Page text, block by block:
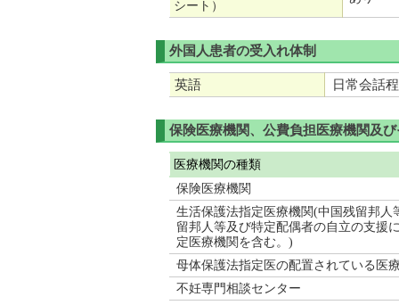
シート）
外国人患者の受入れ体制
英語 日常会話
保険医療機関、公費負担医療機関及
医療機関の種類
保険医療機関
生活保護法指定医療機関(中国残留邦
留邦人等及び特定配偶者の自立の支援
定医療機関を含む。)
母体保護法指定医の配置されている医
不妊専門相談センター